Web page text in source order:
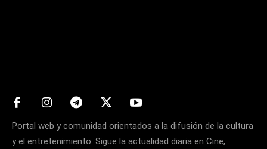
Portal web y comunidad orientados a la difusión de la cultura
y el entretenimiento. Sigue la actualidad diaria en Cine,